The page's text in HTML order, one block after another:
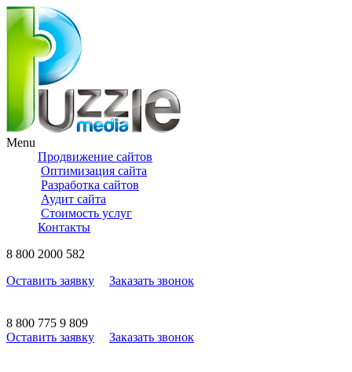
Menu
Продвижение сайтов
Оптимизация сайта
Разработка сайтов
Аудит сайта
Стоимость услуг
Контакты
8 800 2000 582
Оставить заявку
Заказать звонок
8 800 775 9 809
Оставить заявку
Заказать звонок